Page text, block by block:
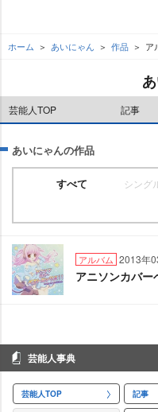
ホーム あいにゃん 作品 ア
芸能人TOP 記事
あいにゃんの作品
すべて シング
アルバム 2013年
アニソンカバー
芸能人事典
芸能人TOP 記事